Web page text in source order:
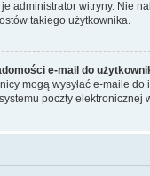
administrator witryny. Nie
takiego użytkownika.
e-mail do
mogą wysyłać e-maile
poczty elektronicznej